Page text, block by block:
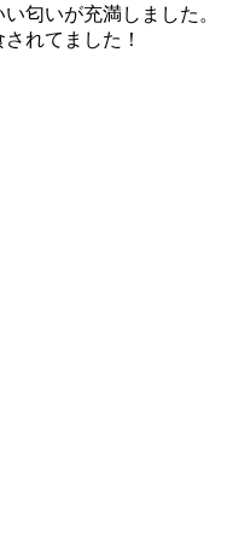
匂いが充満しました。
れてました！